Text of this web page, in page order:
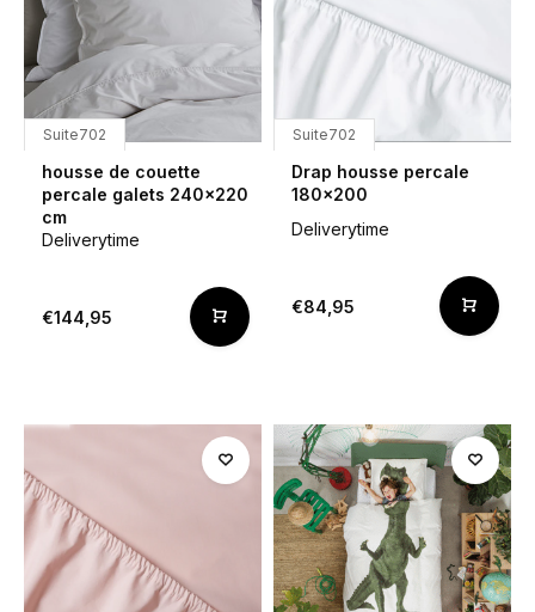
Suite702
housse de couette
percale galets 240x220
cm
Deliverytime
€144,95
Suite702
Drap housse percale
180x200
Deliverytime
€84,95